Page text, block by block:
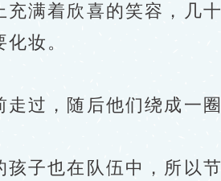
满着欣喜的笑容，几十
妆。
过，随后他们绕成一
子也在队伍中，所以